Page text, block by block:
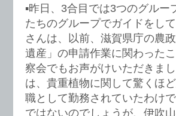
▪️昨日、3合目では3つのグル
たちのグループでガイドをし
さんは、以前、滋賀県庁の農
遺産」の申請作業に関わった
察会でもお声がけいただきま
は、貴重植物に関して驚くほ
職として勤務されていたわけ
ではないのでしょうが、伊吹